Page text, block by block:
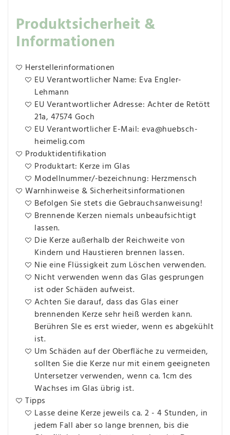
Produktsicherheit &
Informationen
Herstellerinformationen
EU Verantwortlicher Name: Eva Engler-
Lehmann
EU Verantwortlicher Adresse: Achter de Retött
21a, 47574 Goch
EU Verantwortlicher E-Mail: eva@huebsch-
heimelig.com
Produktidentifikation
Produktart: Kerze im Glas
Modellnummer/-bezeichnung: Herzmensch
Warnhinweise & Sicherheitsinformationen
Befolgen Sie stets die Gebrauchsanweisung!
Brennende Kerzen niemals unbeaufsichtigt
lassen.
Die Kerze außerhalb der Reichweite von
Kindern und Haustieren brennen lassen.
Nie eine Flüssigkeit zum Löschen verwenden.
Nicht verwenden wenn das Glas gesprungen
ist oder Schäden aufweist.
Achten Sie darauf, dass das Glas einer
brennenden Kerze sehr heiß werden kann.
Berühren SIe es erst wieder, wenn es abgekühlt
ist.
Um Schäden auf der Oberfläche zu vermeiden,
sollten Sie die Kerze nur mit einem geeigneten
Untersetzer verwenden, wenn ca. 1cm des
Wachses im Glas übrig ist.
Tipps
Lasse deine Kerze jeweils ca. 2 - 4 Stunden, in
jedem Fall aber so lange brennen, bis die